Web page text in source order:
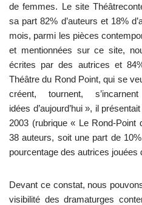
de femmes. Le site
sa part 82% d’auteurs et 18%
mois, parmi les pièces
et mentionnées sur ce site,
écrites par des autrices et
Théâtre du Rond Point, qui se
créent, tournent,
idées d’aujourd’hui », il
2003 (rubrique « Le Rond-
38 auteurs, soit une part de
pourcentage des autrices jouées
Devant ce constat, nous
visibilité des dramaturges